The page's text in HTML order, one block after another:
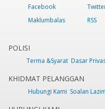
Facebook
Maklumbalas
RSS
POLISI
Terma &Syarat Dasar
KHIDMAT PELANGGAN
Hubungi Kami Soalan